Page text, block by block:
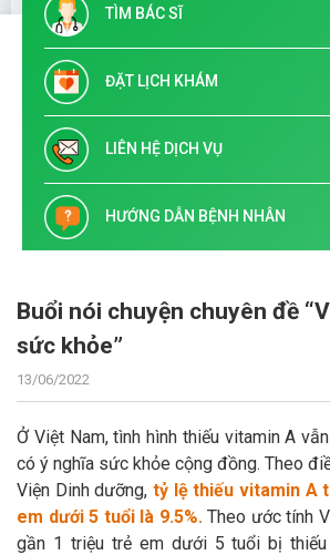
TÌM BÁC SĨ
ĐẶT LỊCH KHÁM
LIÊN HỆ DỊCH VỤ
HƯỚNG DẪN BỆNH NHÂN
Buổi nói chuyện chuyên đề
sức khỏe”
13/06/2022
Ở Việt Nam, tình hình thiếu vitamin A
có ý nghĩa sức khỏe cộng đồng. Theo
Viện Dinh dưỡng, tỷ lệ thiếu vitamin A
em dưới 5 tuổi là 9.5%. Theo ước tính
gần 1 triệu trẻ em dưới 5 tuổi bị